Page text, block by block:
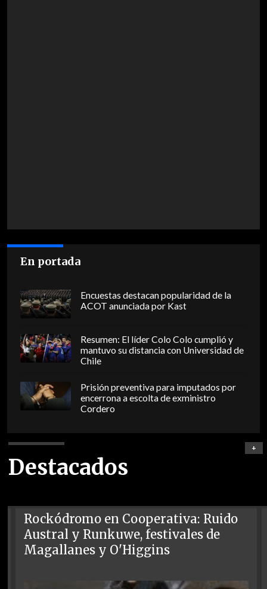
En portada
Encuestas destacan popularidad de la
ACOT anunciada por Kast
Resumen: El líder Colo Colo cumplió y
mantuvo su distancia con Universidad de
Chile
Prisión preventiva para imputados por
encerrona a escolta de exministro
Cordero
Destacados
+
Rockódromo en Cooperativa: Ruido
Austral y Runkuwe, festivales de
Magallanes y O'Higgins